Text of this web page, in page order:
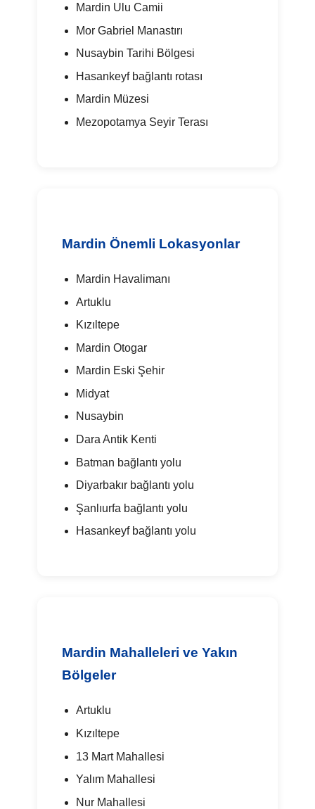
Mardin Ulu Camii
Mor Gabriel Manastırı
Nusaybin Tarihi Bölgesi
Hasankeyf bağlantı rotası
Mardin Müzesi
Mezopotamya Seyir Terası
Mardin Önemli Lokasyonlar
Mardin Havalimanı
Artuklu
Kızıltepe
Mardin Otogar
Mardin Eski Şehir
Midyat
Nusaybin
Dara Antik Kenti
Batman bağlantı yolu
Diyarbakır bağlantı yolu
Şanlıurfa bağlantı yolu
Hasankeyf bağlantı yolu
Mardin Mahalleleri ve Yakın
Bölgeler
Artuklu
Kızıltepe
13 Mart Mahallesi
Yalım Mahallesi
Nur Mahallesi